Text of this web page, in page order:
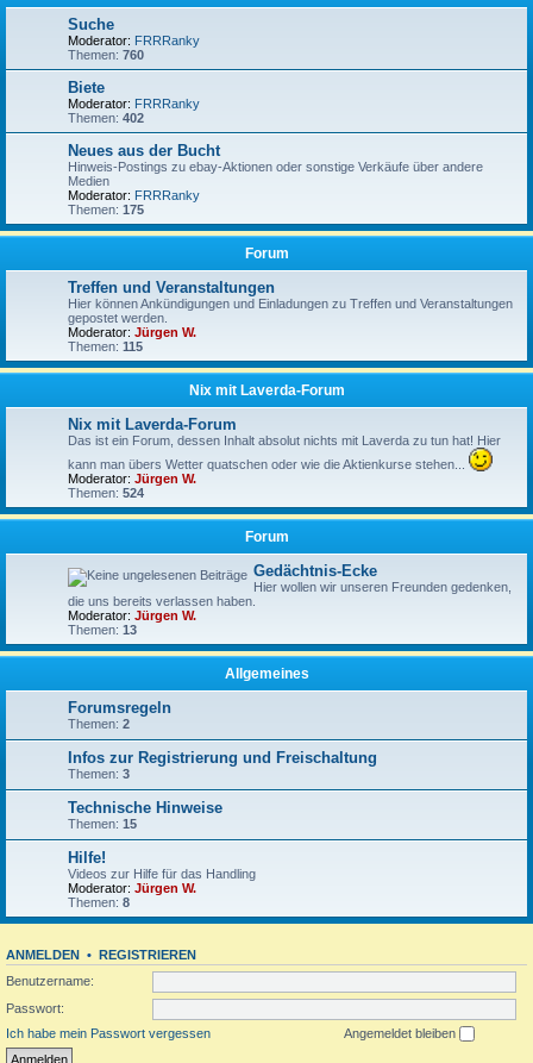
Suche
Moderator: FRRRanky
Themen: 760
Biete
Moderator: FRRRanky
Themen: 402
Neues aus der Bucht
Hinweis-Postings zu ebay-Aktionen oder sonstige Verkäufe über andere
Medien
Moderator: FRRRanky
Themen: 175
Forum
Treffen und Veranstaltungen
Hier können Ankündigungen und Einladungen zu Treffen und Veranstaltungen
gepostet werden.
Moderator: Jürgen W.
Themen: 115
Nix mit Laverda-Forum
Nix mit Laverda-Forum
Das ist ein Forum, dessen Inhalt absolut nichts mit Laverda zu tun hat! Hier
kann man übers Wetter quatschen oder wie die Aktienkurse stehen...
Moderator: Jürgen W.
Themen: 524
Forum
Gedächtnis-Ecke
Hier wollen wir unseren Freunden gedenken,
die uns bereits verlassen haben.
Moderator: Jürgen W.
Themen: 13
Allgemeines
Forumsregeln
Themen: 2
Infos zur Registrierung und Freischaltung
Themen: 3
Technische Hinweise
Themen: 15
Hilfe!
Videos zur Hilfe für das Handling
Moderator: Jürgen W.
Themen: 8
ANMELDEN • REGISTRIEREN
Benutzername:
Passwort:
Ich habe mein Passwort vergessen
Angemeldet bleiben